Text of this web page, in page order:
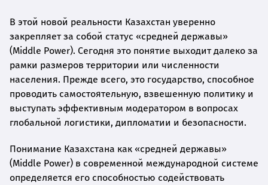
В этой новой реальности Казахстан уверенно
закрепляет за собой статус «средней державы»
(Middle Power). Сегодня это понятие выходит далеко за
рамки размеров территории или численности
населения. Прежде всего, это государство, способное
проводить самостоятельную, взвешенную политику и
выступать эффективным модератором в вопросах
глобальной логистики, дипломатии и безопасности.
Понимание Казахстана как «средней державы»
(Middle Power) в современной международной системе
определяется его способностью содействовать